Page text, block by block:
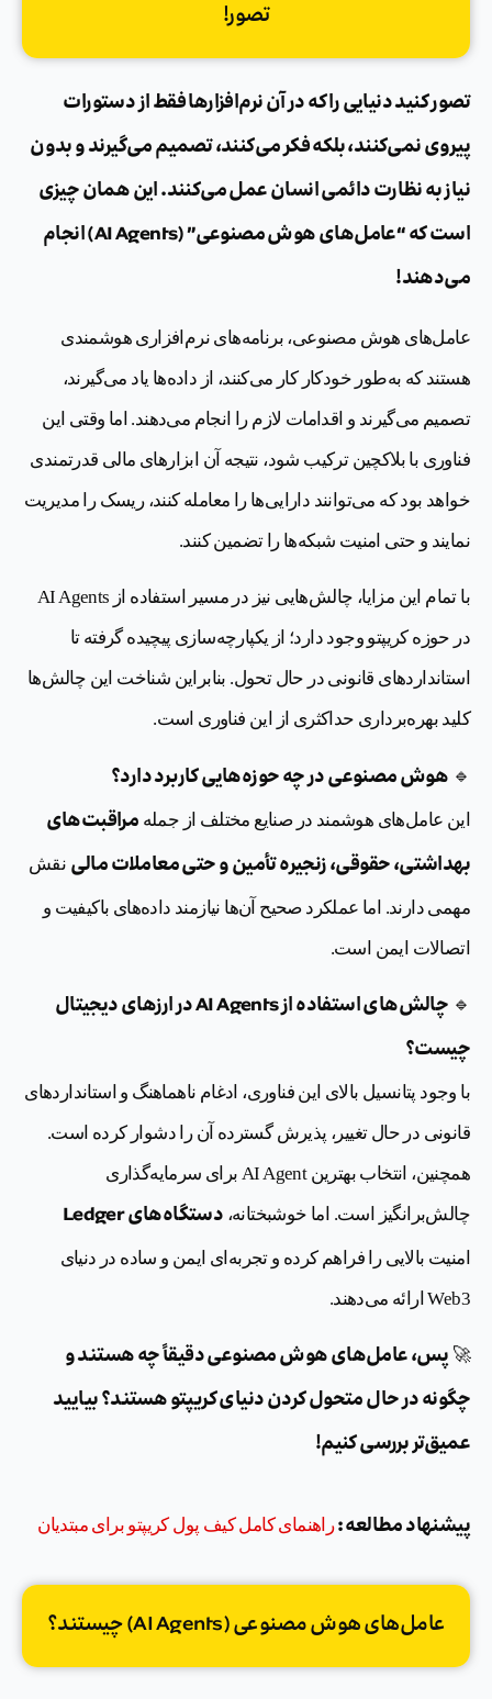
تصور!
تصور کنید دنیایی را که در آن نرم‌افزارها فقط از دستورات
پیروی نمی‌کنند، بلکه فکر می‌کنند، تصمیم می‌گیرند و بدون
نیاز به نظارت دائمی انسان عمل می‌کنند. این همان چیزی
است که “عامل‌های هوش مصنوعی” (AI Agents) انجام
می‌دهند!
عامل‌های هوش مصنوعی، برنامه‌های نرم‌افزاری هوشمندی
هستند که به‌طور خودکار کار می‌کنند، از داده‌ها یاد می‌گیرند،
تصمیم می‌گیرند و اقدامات لازم را انجام می‌دهند. اما وقتی این
فناوری با بلاکچین ترکیب شود، نتیجه آن ابزارهای مالی قدرتمندی
خواهد بود که می‌توانند دارایی‌ها را معامله کنند، ریسک را مدیریت
نمایند و حتی امنیت شبکه‌ها را تضمین کنند.
با تمام این مزایا، چالش‌هایی نیز در مسیر استفاده از AI Agents
در حوزه کریپتو وجود دارد؛ از یکپارچه‌سازی پیچیده گرفته تا
استانداردهای قانونی در حال تحول. بنابراین شناخت این چالش‌ها
کلید بهره‌برداری حداکثری از این فناوری است.
🔹 هوش مصنوعی در چه حوزه‌هایی کاربرد دارد؟
این عامل‌های هوشمند در صنایع مختلف از جمله مراقبت‌های
بهداشتی، حقوقی، زنجیره تأمین و حتی معاملات مالی نقش
مهمی دارند. اما عملکرد صحیح آن‌ها نیازمند داده‌های باکیفیت و
اتصالات ایمن است.
🔹
چالش‌های استفاده از AI Agents در ارزهای دیجیتال
چیست؟
با وجود پتانسیل بالای این فناوری، ادغام ناهماهنگ و استانداردهای
قانونی در حال تغییر، پذیرش گسترده آن را دشوار کرده است.
همچنین، انتخاب بهترین AI Agent برای سرمایه‌گذاری
چالش‌برانگیز است. اما خوشبختانه، دستگاه‌های Ledger
امنیت بالایی را فراهم کرده و تجربه‌ای ایمن و ساده در دنیای
Web3 ارائه می‌دهند.
🚀 پس، عامل‌های هوش مصنوعی دقیقاً چه هستند و
چگونه در حال متحول کردن دنیای کریپتو هستند؟ بیایید
عمیق‌تر بررسی کنیم!
پیشنهاد مطالعه :راهنمای کامل کیف پول کریپتو برای مبتدیان
عامل‌های هوش مصنوعی (AI Agents) چیستند؟